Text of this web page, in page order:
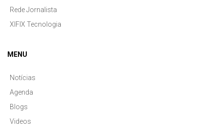
Rede Jornalista
XIFIX Tecnologia
MENU
Notícias
Agenda
Blogs
Videos